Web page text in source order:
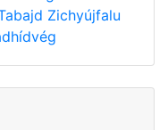
Zichyújfalu